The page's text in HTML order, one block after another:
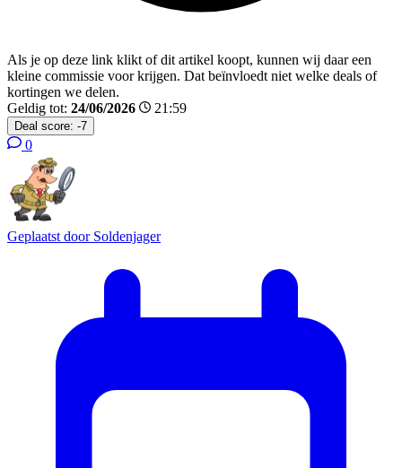
Als je op deze link klikt of dit artikel koopt, kunnen wij daar een
kleine commissie voor krijgen. Dat beïnvloedt niet welke deals of
kortingen we delen.
Geldig tot: 24/06/2026 21:59
Deal score: -7
0
Geplaatst door Soldenjager